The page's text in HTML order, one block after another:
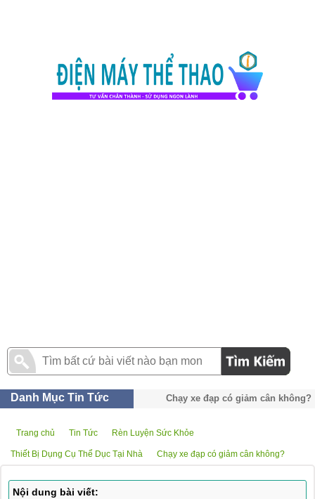
Danh Mục Tin Tức Chạy xe đạp có giảm cân không?
Trang chủ Tin Tức Rèn Luyện Sức Khỏe
Thiết Bị Dụng Cụ Thể Dục Tại Nhà Chạy xe đạp có giảm cân không?
Nội dung bài viết: